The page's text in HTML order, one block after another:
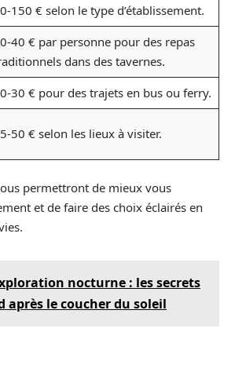
150 € selon le type d’établissement.
40 € par personne pour des repas
dans des tavernes.
30 € pour des trajets en bus ou ferry.
50 € selon les lieux à visiter.
permettront de mieux vous
et de faire des choix éclairés en
nocturne : les secrets
après le coucher du soleil